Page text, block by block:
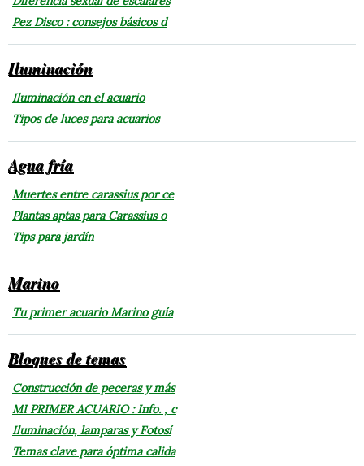
Pez Disco : consejos básicos d
Iluminación
Iluminación en el acuario
Tipos de luces para acuarios
Agua fría
Muertes entre carassius por ce
Plantas aptas para Carassius o
Tips para jardín
Marino
Tu primer acuario Marino guía
Bloques de temas
Construcción de peceras y más
MI PRIMER ACUARIO : Info. , c
Iluminación, lamparas y Fotosí
Temas clave para óptima calida